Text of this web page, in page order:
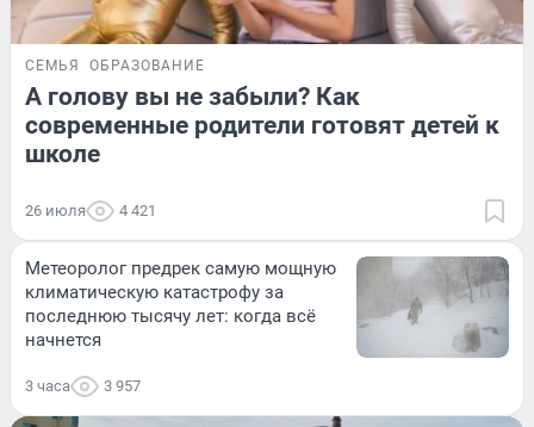
СЕМЬЯ ОБРАЗОВАНИЕ
А голову вы не забыли? Как
современные родители готовят детей к
школе
26 июля 4 421
Метеоролог предрек самую мощную
климатическую катастрофу за
последнюю тысячу лет: когда всё
начнется
3 часа 3 957